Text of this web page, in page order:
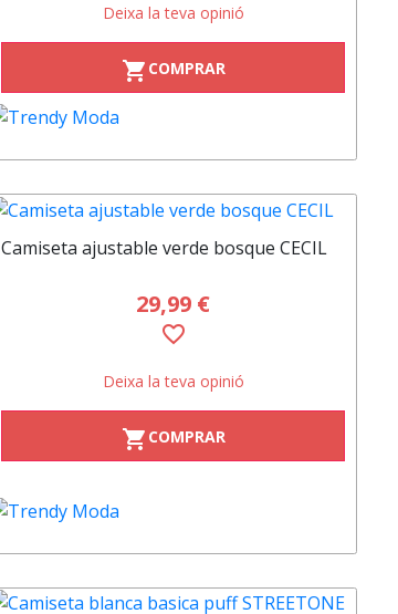
Deixa la teva opinió
shopping_cart COMPRAR
Camiseta ajustable verde bosque CECIL
29,99 €
favorite_border
Deixa la teva opinió
shopping_cart COMPRAR